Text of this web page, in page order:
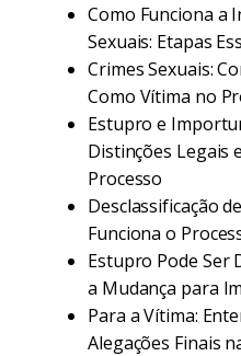
Como Funciona a
Sexuais: Etapas
Crimes Sexuais:
Como Vítima no
Estupro e
Distinções Legais
Processo
Desclassificação
Funciona o
Estupro Pode Ser
a Mudança para
Para a Vítima:
Alegações Finais